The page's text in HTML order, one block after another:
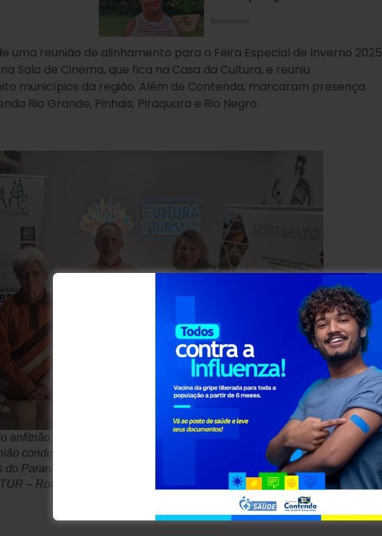
uma reunião de alinhamento para a Feira Especial de Inverno 2025
Sala de Cinema, que fica na Casa da Cultura, e reuniu
municípios da região. Além de Contenda, marcaram presença
Rio Grande, Pinhais, Piraquara e Rio Negro.
anfitrião, estiveram presentes Joel Taborda e Servilho Roque,
conduzida pela presidente da Cooperativa Social dos
Paraná (COOPARTE), Romana de Alexandre e por Aurora
– Rotas do Pinhão.